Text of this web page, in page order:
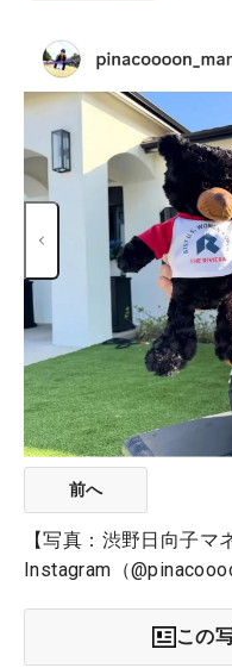
前へ
【写真：渋野日向子マ
Instagram（
この